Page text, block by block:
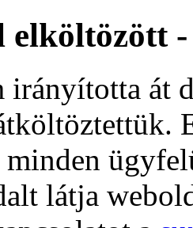
elköltözött -
irányította át
minden
látja